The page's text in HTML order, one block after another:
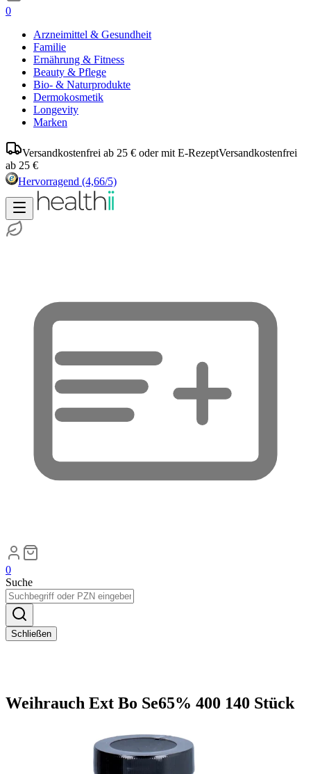
0
Arzneimittel & Gesundheit
Familie
Ernährung & Fitness
Beauty & Pflege
Bio- & Naturprodukte
Dermokosmetik
Longevity
Marken
Versandkostenfrei ab 25 € oder mit E-RezeptVersandkostenfrei
ab 25 €
Hervorragend (4,66/5)
0
Suche
Schließen
Weihrauch Ext Bo Se65% 400 140 Stück